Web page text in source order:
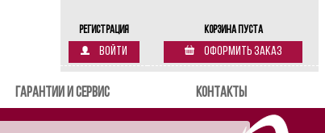
Регистрация
Войти
Корзина пуста
Оформить заказ
Гарантии и сервис Контакты